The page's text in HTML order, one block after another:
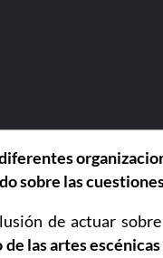
sobre las
de actuar sobre
las artes